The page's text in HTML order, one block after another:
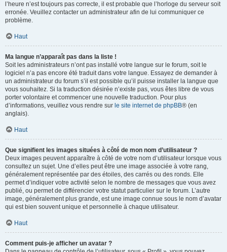
l’heure n’est toujours pas correcte, il est probable que l’horloge du serveur soit
erronée. Veuillez contacter un administrateur afin de lui communiquer ce
problème.
Haut
Ma langue n’apparaît pas dans la liste !
Soit les administrateurs n’ont pas installé votre langue sur le forum, soit le
logiciel n’a pas encore été traduit dans votre langue. Essayez de demander à
un administrateur du forum s’il est possible qu’il puisse installer la langue que
vous souhaitez. Si la traduction désirée n’existe pas, vous êtes libre de vous
porter volontaire et commencer une nouvelle traduction. Pour plus
d’informations, veuillez vous rendre sur le site internet de phpBB® (en
anglais).
Haut
Que signifient les images situées à côté de mon nom d’utilisateur ?
Deux images peuvent apparaître à côté de votre nom d’utilisateur lorsque vous
consultez un sujet. Une d’elles peut être une image associée à votre rang,
généralement représentée par des étoiles, des carrés ou des ronds. Elle
permet d’indiquer votre activité selon le nombre de messages que vous avez
publié, ou permet de différencier votre statut particulier sur le forum. L’autre
image, généralement plus grande, est une image connue sous le nom d’avatar
qui est bien souvent unique et personnelle à chaque utilisateur.
Haut
Comment puis-je afficher un avatar ?